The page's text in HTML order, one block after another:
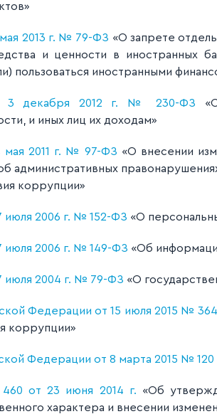
2013 г. № 79-ФЗ «О запрете
и ценности в иностранных
пользоваться иностранными
3 декабря 2012 г. № 230-ФЗ
и иных лиц их доходам»
мая 2011 г. № 97-ФЗ «О внесении
административных
коррупции»
июля 2006 г. № 152-ФЗ «О
июля 2006 г. № 149-ФЗ «Об
июля 2004 г. № 79-ФЗ «О
Федерации от 15 июля 2015 № 364
коррупции»
Федерации от 8 марта 2015 № 120
от 23 июня 2014 г. «Об
характера и внесении